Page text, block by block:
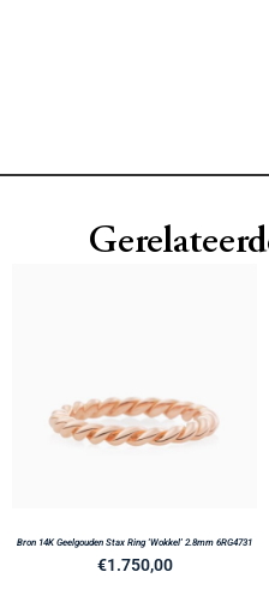
Bron 14K Geelgouden Stax Ring ‘Wokkel’ 2.8mm 6RG4731
€1.750,00